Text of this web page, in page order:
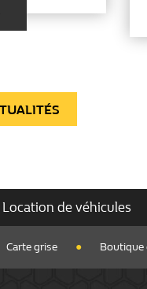
Location de véhicules
Carte grise ● Boutique